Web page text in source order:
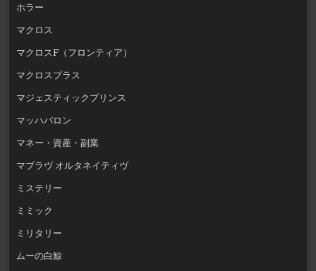
ホラー
マクロス
マクロスF（フロンティア）
マクロスプラス
マジェスティックプリンス
マッハバロン
マネー・資産・副業
マブラヴ オルタネイティヴ
ミステリー
ミミック
ミリタリー
ムーの白鯨